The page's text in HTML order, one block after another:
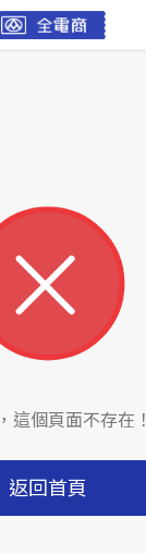
這個頁面不存在！
返回首頁